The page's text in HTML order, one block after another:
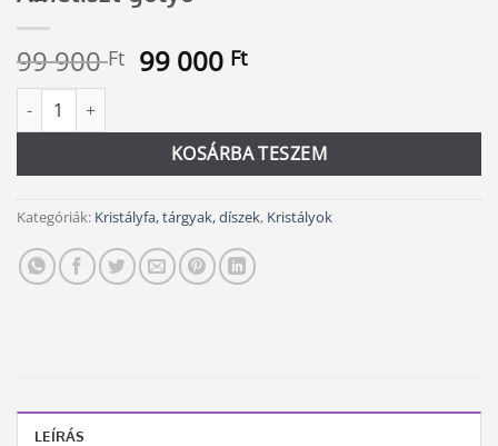
99 900Ft Original
99
900 Ft.
99 000 FtCurrent
99
000 Ft.
Ametiszt golyó mennyiség
KOSÁRBA TESZEM
Alternative:
Kategóriák: Kristályfa, tárgyak, díszek, Kristályok
LEÍRÁS